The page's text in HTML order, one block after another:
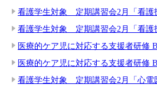
看護学生対象 定期講習会2月「看護
看護学生対象 定期講習会2月「看護
医療的ケア児に対応する支援者研修
医療的ケア児に対応する支援者研修
看護学生対象 定期講習会2月「心電